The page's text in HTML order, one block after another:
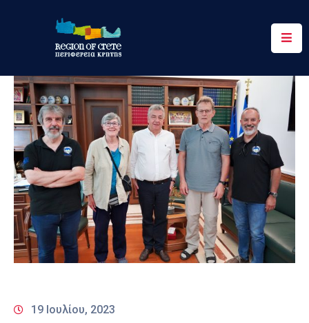
Περιφέρεια
Ενημέρωση
Έργα
Δράσεις
Ψηφιακές
Υπηρεσίες
Επικοινωνία
19 Ιουλίου, 2023